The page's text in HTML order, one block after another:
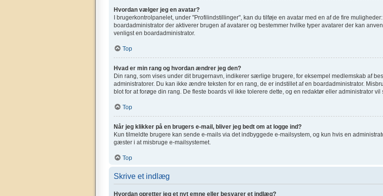
Hvordan vælger jeg en avatar?
I brugerkontrolpanelet, under "Profilindstillinger", kan du tilføje en avatar med en af de fire
boardadministrator der aktiverer brugen af avatarer og bestemmer hvilke typer avatarer der kan
venligst en boardadministrator.
Top
Hvad er min rang og hvordan ændrer jeg den?
Din rang, som vises under dit brugernavn, indikerer særlige brugere, for eksempel medlemskab af
administratorer. Du kan ikke ændre teksten for en rang, de er indstillet af en boardadministrator.
blot for at forøge din rang. De fleste boards vil ikke tolerere dette, og en redaktør eller administrator
Top
Når jeg klikker på en brugers e-mail, bliver jeg bedt om at logge ind?
Kun tilmeldte brugere kan sende e-mails via det indbyggede e-mailsystem, og kun hvis en
gæster i at misbruge e-mailsystemet.
Top
Skrive et indlæg
Hvordan opretter jeg et nyt emne eller besvarer et indlæg?